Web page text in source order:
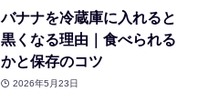
バナナを冷蔵庫に入れると
黒くなる理由｜食べられる
かと保存のコツ
2026年5月23日